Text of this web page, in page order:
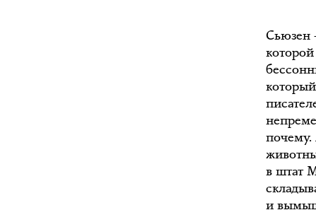
Сьюзен
почему.
в штат
и